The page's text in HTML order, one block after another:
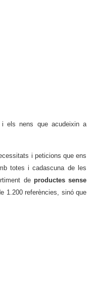
i els nens que acudeixin a
i peticions que ens
totes i cadascuna de les
de productes sense
1.200 referències, sinó que